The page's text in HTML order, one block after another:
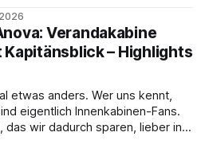
zu erhalten. Bereits vor
die Möglichkeit gestrichen, das
Verandakabine
– Highlights
etwas anders. Wer uns kennt,
eigentlich Innenkabinen-Fans.
das wir dadurch sparen, lieber in